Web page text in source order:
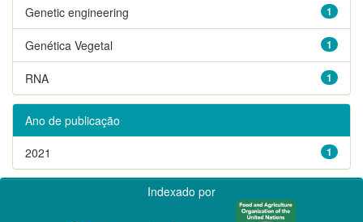
1
Genetic engineering
1
Genética Vegetal
1
RNA
Ano de publicação
1
2021
Indexado por